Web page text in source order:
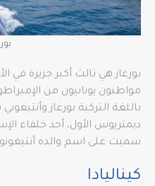
بورغاز هي ثالث أكبر جزيرة في
مواطنون يونانيون من
باللغة التركية بورغاز
ديمتريوس الأول، أحد خلفاء
سميت على اسم والده
كيناليادا